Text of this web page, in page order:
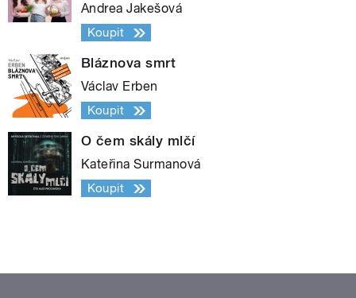
Andrea Jakešová
Koupit
Bláznova smrt
Václav Erben
Koupit
O čem skály mlčí
Kateřina Surmanová
Koupit